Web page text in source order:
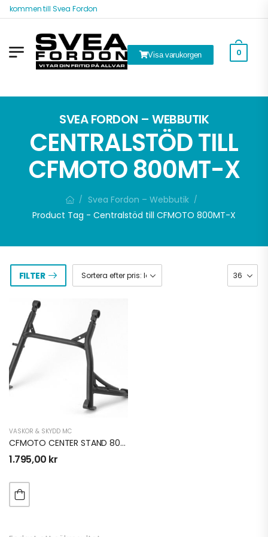
till Svea Fordon
Visa varukorgen 0
SVEA FORDON – WEBBUTIK
CENTRALSTÖD TILL
CFMOTO 800MT-X
/ Svea Fordon – Webbutik /
Product Tag - Centralstöd till CFMOTO 800MT-X
FILTER
VÄSKOR & SKYDD MC
CFMOTO CENTER STAND 800MT-X
1.795,00 kr